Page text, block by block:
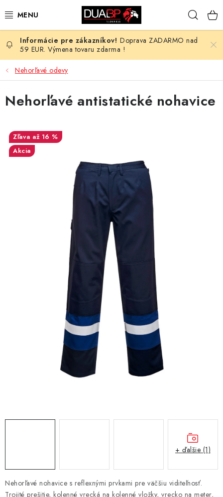
na
NOVÉ
PRACOVNÉ ODEVY
OBUV
ZDRAVOTNÍCTVO
OCHRANNÉ POMÔCKY
Kontakt Chránená dielňa
Pre firmy
Doprava, platba a zľavy
Potlač lôg
Formulár na výmenu tovaru
Kto sme
Reklamačný poriadok
Akcie v predajniach
Formulár na vrátenie tovaru /odstúpenie od zmluvy
Obchodné podmienky
Zásady ochrany osobných údajov
Pravidlá a nastavenia cookies
Moja objednávka
Doprava ZADARMO nad
59 EUR. Výmena tovaru zdarma !
Nehorľavé odevy
Nehorľavé nohavice s reflexnými prvkami pre väčšiu viditeľnosť.
Trojité prešitie, kolenné vrecká na kolenné vložky, vrecko na meter,
Nehorľavé antistatické nohavice
až 16 %
Akcia
+ ďalšie (1)